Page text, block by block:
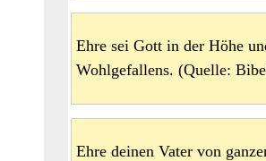
Ehre sei Gott in der Höhe
Wohlgefallens. (Quelle:
Ehre deinen Vater von